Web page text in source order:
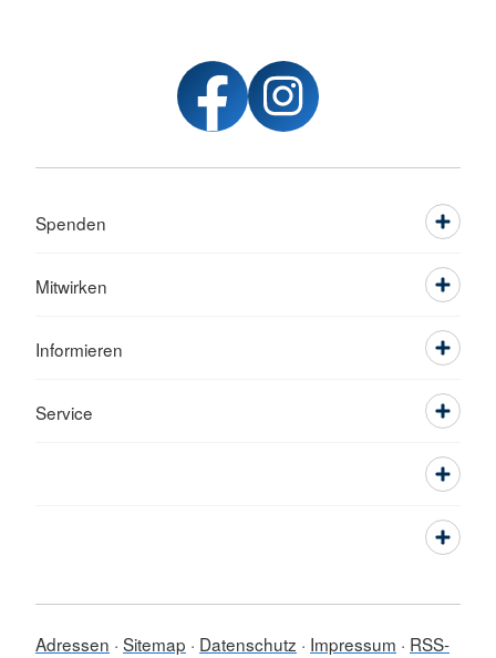
Spenden
Mitwirken
Informieren
Service
Adressen Sitemap Datenschutz Impressum
RSS-